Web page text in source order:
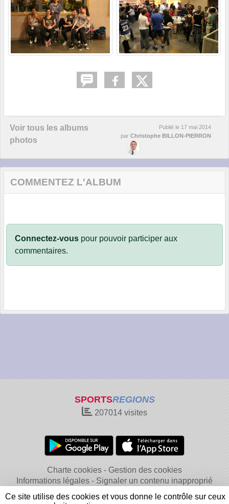
Voir tous les albums
photos
Publié le 17 mai 2014
par Christophe BILLON-PIERRON
COMMENTEZ L'ALBUM
Connectez-vous pour pouvoir participer aux
commentaires.
SPORTSREGIONS
207014 visites
Charte cookies
Gestion des cookies
Informations légales
Signaler un contenu inapproprié
Ce site utilise des cookies et vous donne le contrôle sur ceux